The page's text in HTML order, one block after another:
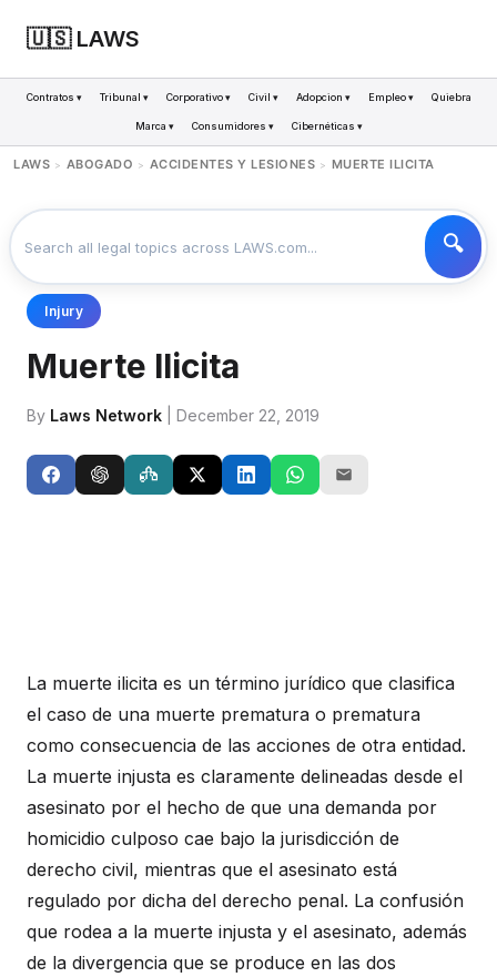
🇺🇸 LAWS
Contratos ▾ Tribunal ▾ Corporativo ▾ Civil ▾ Adopcion ▾ Empleo ▾ Quiebra
Marca ▾ Consumidores ▾ Cibernéticas ▾
LAWS > ABOGADO > ACCIDENTES Y LESIONES > MUERTE ILICITA
Injury
Muerte Ilicita
By Laws Network | December 22, 2019
La muerte ilicita es un término jurídico que clasifica
el caso de una muerte prematura o prematura
como consecuencia de las acciones de otra entidad.
La muerte injusta es claramente delineadas desde el
asesinato por el hecho de que una demanda por
homicidio culposo cae bajo la jurisdicción de
derecho civil, mientras que el asesinato está
regulado por dicha del derecho penal. La confusión
que rodea a la muerte injusta y el asesinato, además
de la divergencia que se produce en las dos